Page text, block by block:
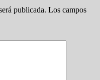
publicada. Los campos